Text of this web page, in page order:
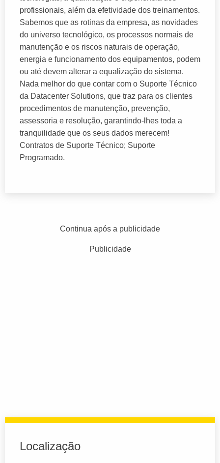
profissionais, além da efetividade dos treinamentos.
Sabemos que as rotinas da empresa, as novidades
do universo tecnológico, os processos normais de
manutenção e os riscos naturais de operação,
energia e funcionamento dos equipamentos, podem
ou até devem alterar a equalização do sistema.
Nada melhor do que contar com o Suporte Técnico
da Datacenter Solutions, que traz para os clientes
procedimentos de manutenção, prevenção,
assessoria e resolução, garantindo-lhes toda a
tranquilidade que os seus dados merecem!
Contratos de Suporte Técnico; Suporte
Programado.
Continua após a publicidade
Publicidade
Localização